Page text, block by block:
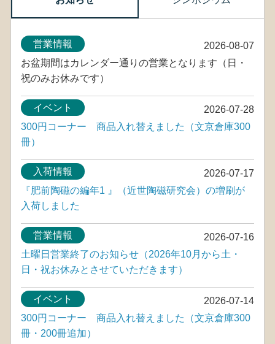
2026-08-07
営業情報
お盆期間はカレンダー通りの営業となります（日・
祝のみお休みです）
2026-07-28
イベント
300円コーナー 商品入れ替えました（文京倉庫300
冊）
2026-07-17
入荷情報
『肥前陶磁の編年1 』（近世陶磁研究会）の増刷が
入荷しました
2026-07-16
営業情報
土曜日営業終了のお知らせ（2026年10月から土・
日・祝お休みとさせていただきます）
2026-07-14
イベント
300円コーナー 商品入れ替えました（文京倉庫300
冊・200冊追加）